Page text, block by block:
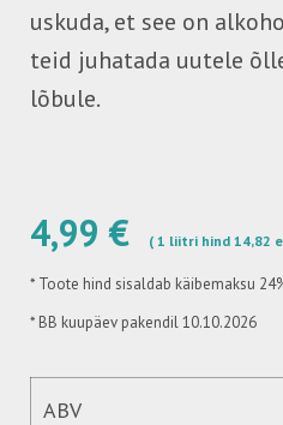
uskuda, et see on
teid juhatada uutele
lõbule.
4,99 € ( 1 liitri hind 14,82
* Toote hind sisaldab käibemaksu
* BB kuupäev pakendil 10.10.2026
ABV